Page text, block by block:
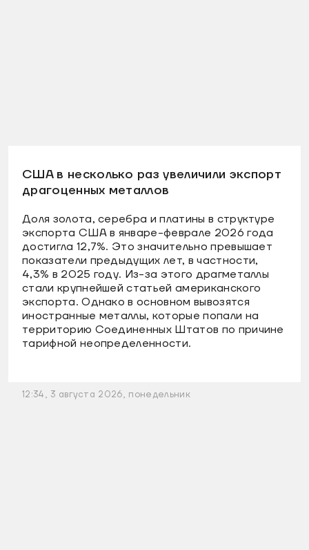
США в несколько раз увеличили экспорт
драгоценных металлов
Доля золота, серебра и платины в структуре
экспорта США в январе-феврале 2026 года
достигла 12,7%. Это значительно превышает
показатели предыдущих лет, в частности,
4,3% в 2025 году. Из-за этого драгметаллы
стали крупнейшей статьей американского
экспорта. Однако в основном вывозятся
иностранные металлы, которые попали на
территорию Соединенных Штатов по причине
тарифной неопределенности.
12:34, 3 августа 2026, понедельник